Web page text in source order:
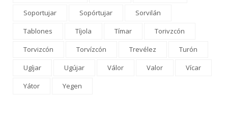
Soportujar
Sopórtujar
Sorvilán
Tablones
Tíjola Tímar
Torivzcón
Torvizcón
Torvízcón Trevélez
Turón
Ugíjar
Ugújar Válor Valor
Vícar
Yátor
Yegen